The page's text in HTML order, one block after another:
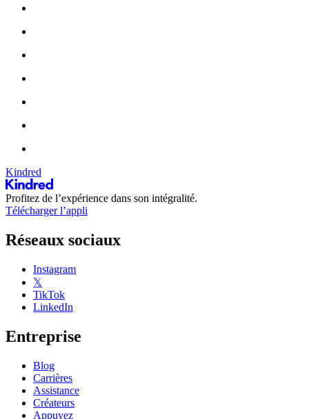
Kindred
Profitez de l’expérience dans son intégralité.
Télécharger l’appli
Réseaux sociaux
Instagram
𝕏
TikTok
LinkedIn
Entreprise
Blog
Carrières
Assistance
Créateurs
Appuyez